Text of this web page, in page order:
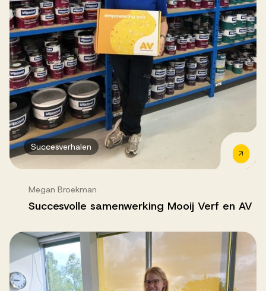
Succesverhalen
Megan Broekman
Succesvolle samenwerking Mooij Verf en AV